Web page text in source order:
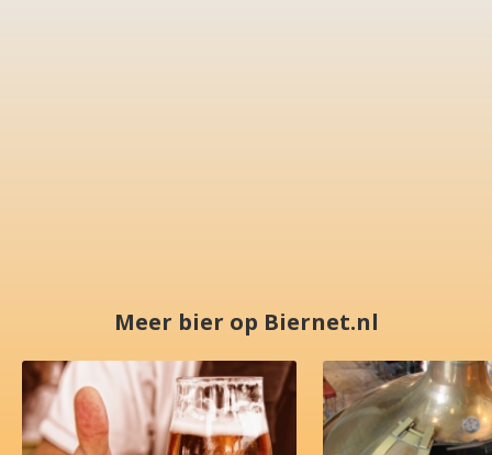
Meer bier op Biernet.nl